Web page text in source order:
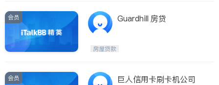
会员 Guardhill 房贷
房屋贷款
会员 巨人信用卡刷卡机公司